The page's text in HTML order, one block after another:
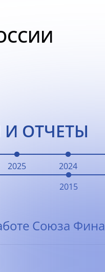
ОТЧЕТЫ
2025 2024
2015
Союза